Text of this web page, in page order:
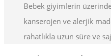
Bebek giyimlerin
kanserojen ve alerjik
rahatlıkla uzun süre ve